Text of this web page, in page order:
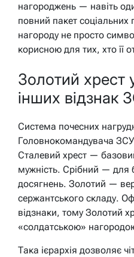
нагороджень — навіть
повний пакет соціальних
нагороду не просто
корисною для тих, хто її
Золотий хрест
інших відзнак
Система почесних
Головнокомандувача ЗСУ
Сталевий хрест —
мужність. Срібний — для
досягнень. Золотий —
сержантського складу.
відзнаки, тому Золотий
«солдатською»
Така ієрархія дозволяє